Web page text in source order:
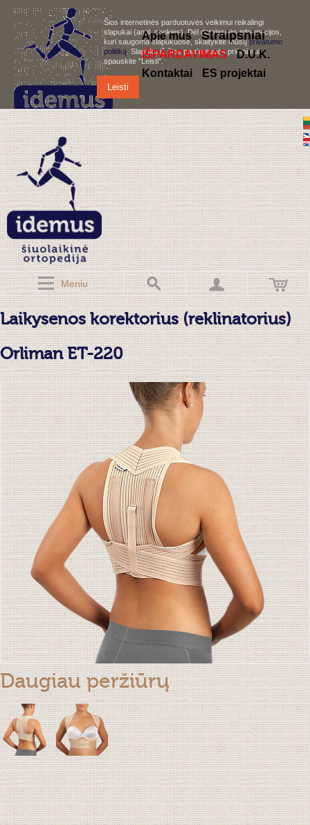
Šios internetinės parduotuvės veikimui reikalingi
slapukai (angl. cookies). Dėl detalesnės informacijos,
kuri saugoma slapukuose, skaitykite mūsųprivatumo
politiką . Slapukų iš šios parduotuvės priėmimui,
spauskite "Leisti".
Leisti
Meniu
Apie mus Straipsniai
IŠPARDAVIMAS
D.U.K.
Kontaktai
ES projektai
Laikysenos korektorius (reklinatorius)
Orliman ET-220
Daugiau peržiūrų